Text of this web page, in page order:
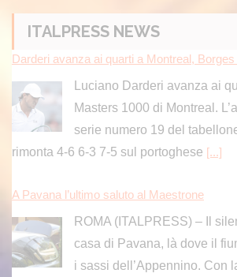
ITALPRESS NEWS
Darderi avanza ai quarti a Montreal,
Luciano Darderi avanza ai
Masters 1000 di Montreal.
serie numero 19 del
rimonta 4-6 6-3 7-5 sul portoghese [...]
A Pavana l’ultimo saluto al Maestrone
ROMA (ITALPRESS) – Il
casa di Pavana, là dove il
i sassi dell’Appennino. Con